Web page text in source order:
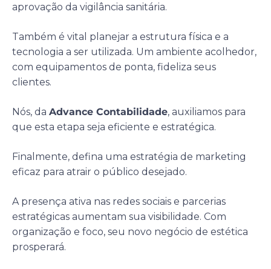
aprovação da vigilância sanitária.
Também é vital planejar a estrutura física e a
tecnologia a ser utilizada. Um ambiente acolhedor,
com equipamentos de ponta, fideliza seus
clientes.
Nós, da Advance Contabilidade, auxiliamos para
que esta etapa seja eficiente e estratégica.
Finalmente, defina uma estratégia de marketing
eficaz para atrair o público desejado.
A presença ativa nas redes sociais e parcerias
estratégicas aumentam sua visibilidade. Com
organização e foco, seu novo negócio de estética
prosperará.